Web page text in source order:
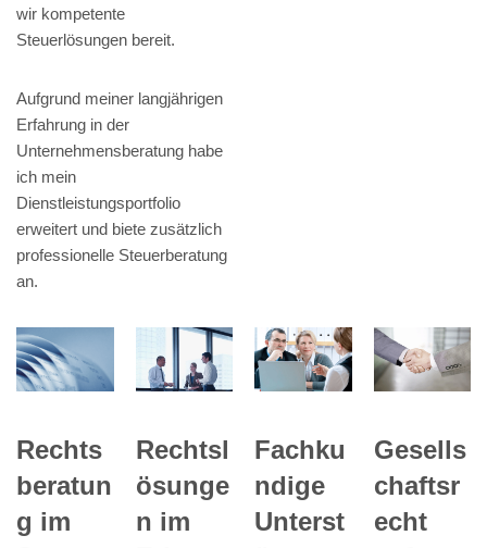
wir kompetente
Steuerlösungen bereit.
Aufgrund meiner langjährigen
Erfahrung in der
Unternehmensberatung habe
ich mein
Dienstleistungsportfolio
erweitert und biete zusätzlich
professionelle Steuerberatung
an.
Rechts
beratun
g im
Rechtsl
ösunge
n im
Fachku
ndige
Unterst
Gesells
chaftsr
echt